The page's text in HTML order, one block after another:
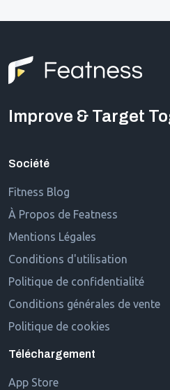
Improve & Target
Société
Fitness Blog
À Propos de Featness
Mentions Légales
Conditions d'utilisation
Politique de confidentialité
Conditions générales de vente
Politique de cookies
Téléchargement
App Store